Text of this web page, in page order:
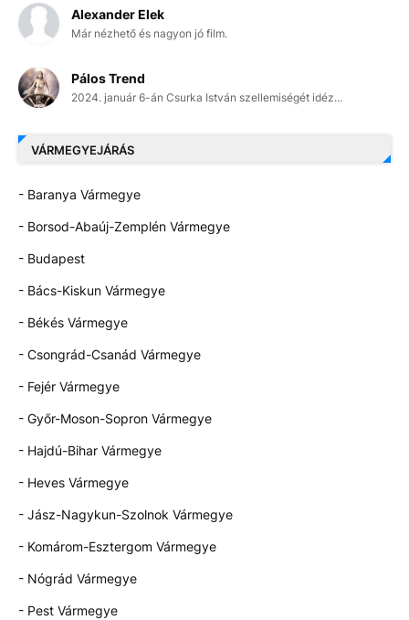
Alexander Elek
Már nézhető és nagyon jó film.
Pálos Trend
2024. január 6-án Csurka István szellemiségét idéz...
VÁRMEGYEJÁRÁS
- Baranya Vármegye
- Borsod-Abaúj-Zemplén Vármegye
- Budapest
- Bács-Kiskun Vármegye
- Békés Vármegye
- Csongrád-Csanád Vármegye
- Fejér Vármegye
- Győr-Moson-Sopron Vármegye
- Hajdú-Bihar Vármegye
- Heves Vármegye
- Jász-Nagykun-Szolnok Vármegye
- Komárom-Esztergom Vármegye
- Nógrád Vármegye
- Pest Vármegye